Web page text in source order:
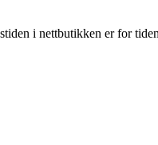
i nettbutikken er for